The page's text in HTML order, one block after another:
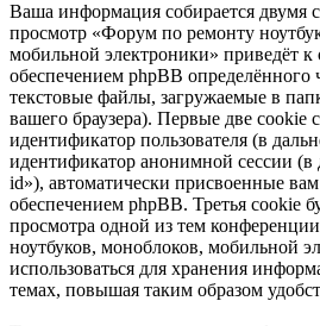
Ваша информация собирается двумя
просмотр «Форум по ремонту
мобильной электроники» приведёт
обеспечением phpBB определённого
текстовые файлы, загружаемые в
вашего браузера). Первые две cookie
идентификатор пользователя (в
идентификатор анонимной сессии (в
id»), автоматически присвоенные
обеспечением phpBB. Третья cookie
просмотра одной из тем
ноутбуков, моноблоков, мобильной
использоваться для хранения
темах, повышая таким образом